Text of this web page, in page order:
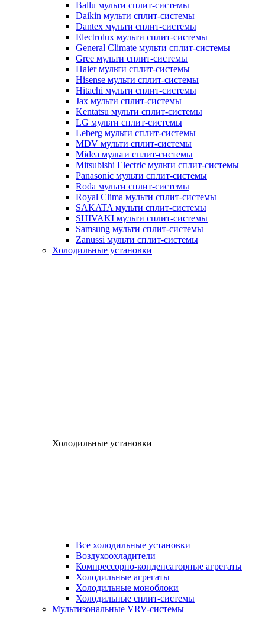
Ballu мульти сплит-системы
Daikin мульти сплит-системы
Dantex мульти сплит-системы
Electrolux мульти сплит-системы
General Climate мульти сплит-системы
Gree мульти сплит-системы
Haier мульти сплит-системы
Hisense мульти сплит-системы
Hitachi мульти сплит-системы
Jax мульти сплит-системы
Kentatsu мульти сплит-системы
LG мульти сплит-системы
Leberg мульти сплит-системы
MDV мульти сплит-системы
Midea мульти сплит-системы
Mitsubishi Electric мульти сплит-системы
Panasonic мульти сплит-системы
Roda мульти сплит-системы
Royal Clima мульти сплит-системы
SAKATA мульти сплит-системы
SHIVAKI мульти сплит-системы
Samsung мульти сплит-системы
Zanussi мульти сплит-системы
Холодильные установки
Холодильные установки
Все холодильные установки
Воздухоохладители
Компрессорно-конденсаторные агрегаты
Холодильные агрегаты
Холодильные моноблоки
Холодильные сплит-системы
Мультизональные VRV-системы